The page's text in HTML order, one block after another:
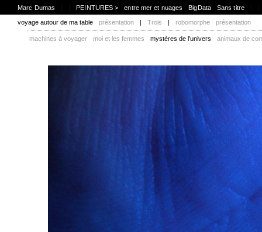
Marc Dumas PEINTURES > entre mer et nuages BigData Sans titre
voyage autour de ma table présentation | Trois | robomorphe présentation
machines à voyager moi et les femmes mystères de l’univers animaux de